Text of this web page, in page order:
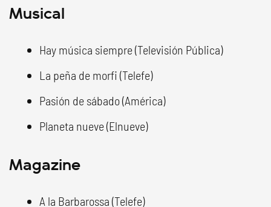
Musical
Hay música siempre (Televisión Pública)
La peña de morfi (Telefe)
Pasión de sábado (América)
Planeta nueve (Elnueve)
Magazine
A la Barbarossa (Telefe)